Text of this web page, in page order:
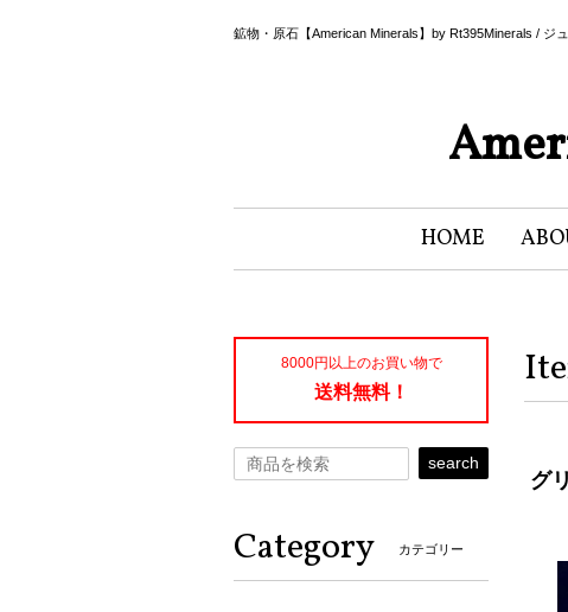
鉱物・原石【American Minerals】by Rt395Minerals / ジ
HOME
グ
8000円以上のお買い物で
送料無料！
search
Category カテゴリー